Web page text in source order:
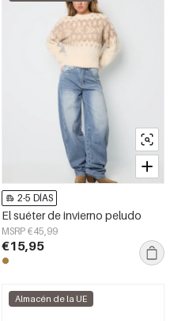
2-5 DÍAS
El suéter de invierno peludo
MSRP €45,99
€15,95
Almacén de la UE